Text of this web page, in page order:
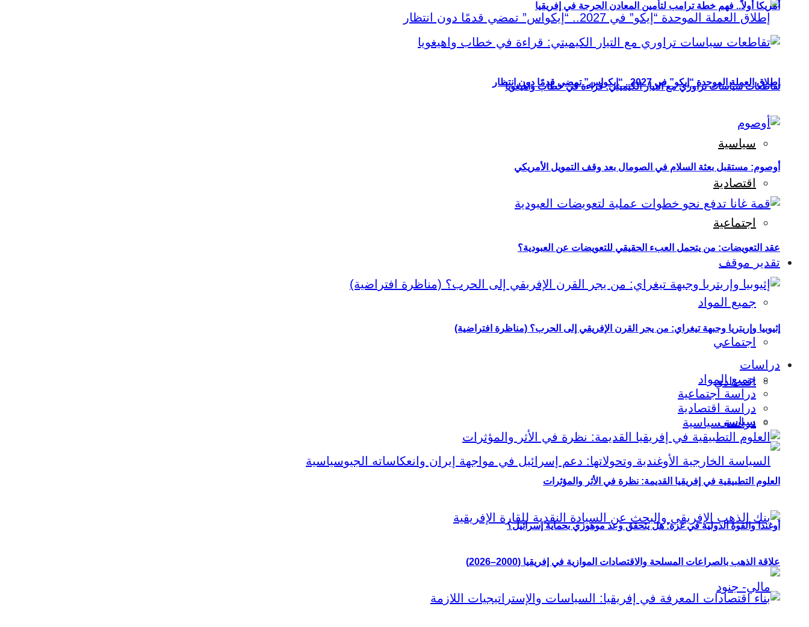
إطلاق العملة الموحدة “إيكو” في 2027.. “إيكواس” تمضي قدمًا دون انتظار
سياسية
اقتصادية
اجتماعية
تقدير موقف
جميع المواد
اجتماعي
اقتصادي
سياسي
أوغندا والقوة الدولية في غزة: هل يتحقق وعد موهوزي بحماية إسرائيل؟
أمريكا أولاً.. فهم خطة ترامب لتأمين المعادن الحرجة في إفريقيا
تقاطعات سياسات تراوري مع التيار الكيميتي: قراءة في خطاب واهيغويا
أوصوم: مستقبل بعثة السلام في الصومال بعد وقف التمويل الأمريكي
عقد التعويضات: من يتحمل العبء الحقيقي للتعويضات عن العبودية؟
إثيوبيا وإريتريا وجبهة تيغراي: من يجر القرن الإفريقي إلى الحرب؟ (مناظرة افتراضية)
دراسات
جميع المواد
دراسة اجتماعية
دراسة اقتصادية
دراسة سياسية
العلوم التطبيقية في إفريقيا القديمة: نظرة في الأثر والمؤثرات
علاقة الذهب بالصراعات المسلحة والاقتصادات الموازية في إفريقيا (2000–2026)